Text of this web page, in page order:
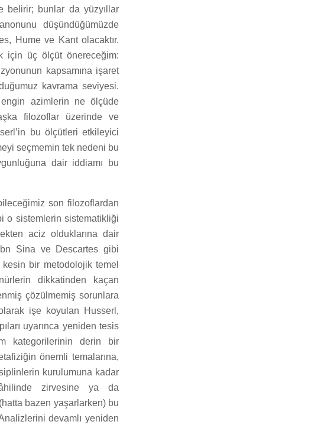
belirir; bunlar da yüzyıllar
düşündüğümüzde
Hume ve Kant olacaktır.
için üç ölçüt önereceğim:
kapsamına işaret
kavrama seviyesi.
azimlerin ne ölçüde
filozoflar üzerinde ve
bu ölçütleri etkileyici
seçmemin tek nedeni bu
dair iddiamı bu
son filozoflardan
o sistemlerin sistematikliği
aciz olduklarına dair
Sina ve Descartes gibi
kesin bir metodolojik temel
dikkatinden kaçan
çözülmemiş sorunlara
işe koyulan Husserl,
uyarınca yeniden tesis
kategorilerinin derin bir
önemli temalarına,
kurulumuna kadar
zirvesine ya da
bazen yaşarlarken) bu
devamlı yeniden